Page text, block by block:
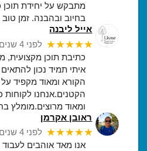
מתבקש על יחידת תוכן
בחיוב ובהבנה. זמן טוב
אייל ליבנה
★★★★★ לפני 4 שנים
כתיבת תוכן מקצועית,
איתי תמיד נכון
הקורא ומאוד מקפיד
ומאוד מרוצים.מומלץ
ראובן אקרמן
★★★★★ לפני 4 שנים
אנו מאד אוהבים